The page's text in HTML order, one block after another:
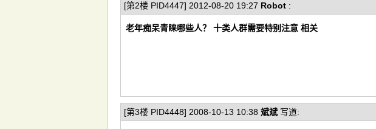
[第2楼 PID4447] 2012-08-20 19:27 Robot :
老年痴呆青睐哪些人？ 十类人群需要特别注意 相关
[第3楼 PID4448] 2008-10-13 10:38 斌斌 写道: